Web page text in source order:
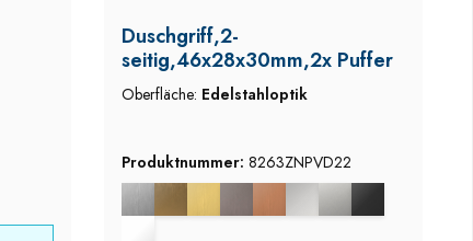
Duschgriff,2-
seitig,46x28x30mm,2x Puffer
Oberfläche: Edelstahloptik
Produktnummer:8263ZNPVD22